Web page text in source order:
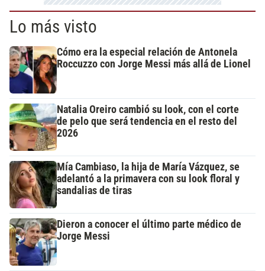
Lo más visto
Cómo era la especial relación de Antonela
Roccuzzo con Jorge Messi más allá de Lionel
Natalia Oreiro cambió su look, con el corte
de pelo que será tendencia en el resto del
2026
Mía Cambiaso, la hija de María Vázquez, se
adelantó a la primavera con su look floral y
sandalias de tiras
Dieron a conocer el último parte médico de
Jorge Messi